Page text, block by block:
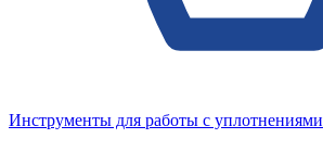
Инструменты для работы с уплотнениями